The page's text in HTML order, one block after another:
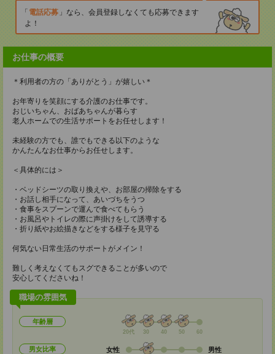
電話応募
なら、会員登録しなくても応募できます
よ！
お仕事の概要
＊利用者の方の「ありがとう」が嬉しい＊
お年寄りを笑顔にする介護のお仕事です。
おじいちゃん、おばあちゃんが暮らす
老人ホームでの生活サポートをお任せします！
未経験の方でも、誰でもできる以下のような
かんたんなお仕事からお任せします。
＜具体的には＞
・ベッドシーツの取り換えや、お部屋の掃除をする
・お話し相手になって、あいづちをうつ
・食事をスプーンで運んで食べてもらう
・お風呂やトイレの際に声掛けをして誘導する
・折り紙やお絵描きなどをする様子を見守る
何気ない日常生活のサポートがメイン！
難しく考えなくてもスグできることが多いので
安心してくださいね！
職場の雰囲気
年齢層
20代 30 40 50 60
男女比率 女性 男性